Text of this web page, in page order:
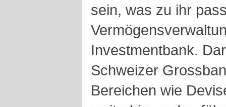
sein, was zu ihr
Investmentbank.
Schweizer
Bereichen wie